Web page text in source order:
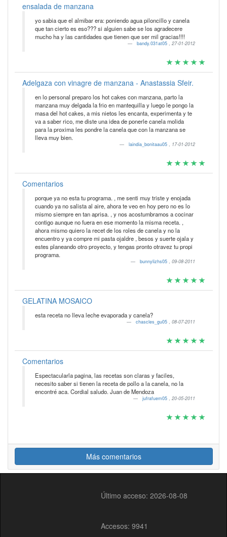
ensalada de manzana
yo sabia que el almibar era: poniendo agua piloncillo y canela
que tan cierto es eso??? si alguien sabe se los agradecere
mucho ha y las cantidades que tienen que ser mil gracias!!!!
bandy.031at05 , 27-01-2012
Adelgaza con vinagre de manzana - Anastassia Sfeir.
en lo personal preparo los hot cakes con manzana, parto la
manzana muy delgada la frio en mantequilla y luego le pongo la
masa del hot cakes, a mis nietos les encanta, experimenta y te
va a saber rico, me diste una idea de ponerle canela molida
para la proxima les pondre la canela que con la manzana se
lleva muy bien.
laindia_bonitaau05 , 17-01-2012
Comentarios
porque ya no esta tu programa. , me senti muy triste y enojada
cuando ya no salista al aire, ahora te veo en hoy pero no es lo
mismo siempre en tan aprisa. , y nos acostumbramos a cocinar
contigo aunque no fuera en ese momento la misma receta. ,
ahora mismo quiero la recet de los roles de canela y no la
encuentro y ya compre mi pasta ojaldre , besos y suerte ojala y
estes planeando otro proyecto, y tengas pronto otravez tu propi
programa.
bunnylizhs05 , 09-08-2011
GELATINA MOSAICO
esta receta no lleva leche evaporada y canela?
chascles_gu05 , 08-07-2011
Comentarios
Espectacularla pagina, las recetas son claras y faciles,
necesito saber si tienen la receta de pollo a la canela, no la
encontré aca. Cordial saludo. Juan de Mendoza
jufrafuem05 , 20-05-2011
Más comentarios
Último acceso: 2026-08-08
Accesos: 9941